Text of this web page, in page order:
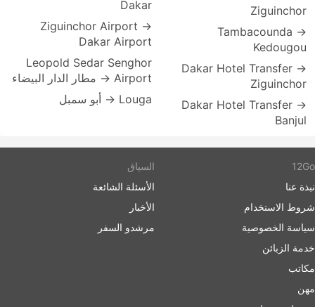
Ziguinchor
Tambacounda →
Kedougou
Dakar Hotel Transfer →
Ziguinchor
Dakar Hotel Transfer →
Banjul
Dakar
Ziguinchor Airport →
Dakar Airport
Leopold Sedar Senghor
Airport → مطار الدار البيضاء
Louga → أبو سمبل
12Go
نبذة عنا
شروط الاستخدام
سياسة الخصوصية
خدمة الزبائن
مكاتب
مهن
السياق
الأسئلة الشائعة
الأخبار
مرشدو السفر